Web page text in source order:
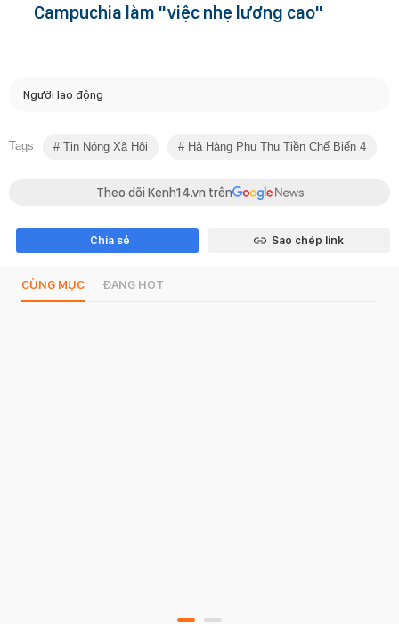
Campuchia làm "việc nhẹ lương cao"
Người lao động
Tags Tin Nóng Xã Hội Hà Hàng Phụ Thu Tiền Chế Biến 4
Theo dõi Kenh14.vn trên
Chia sẻ Sao chép link
CÙNG MỤC ĐANG HOT